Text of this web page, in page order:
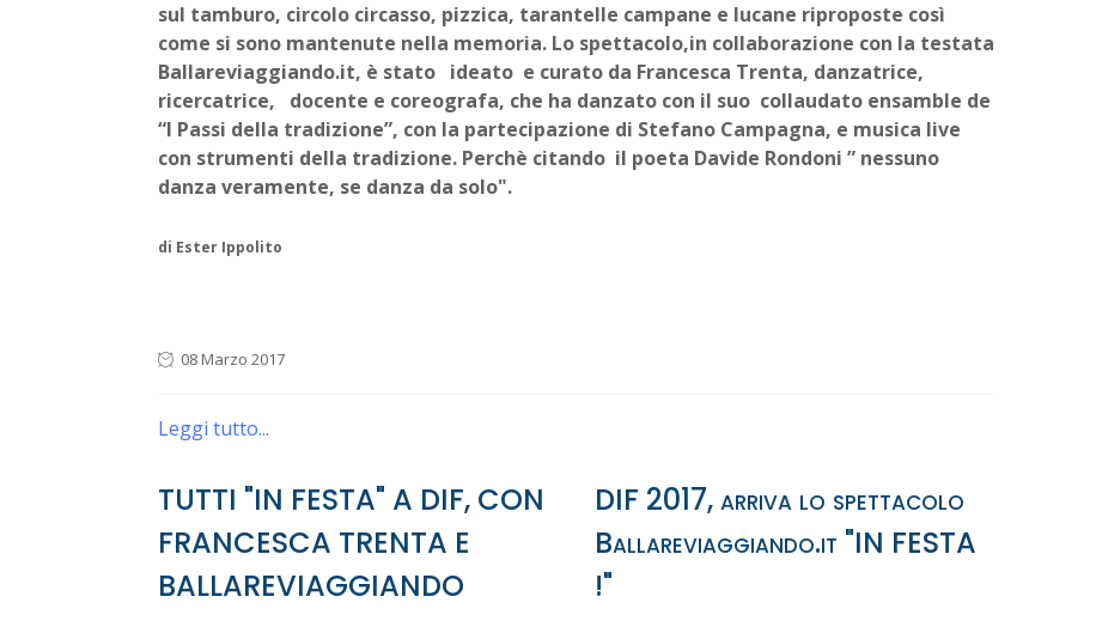
sul tamburo, circolo circasso, pizzica, tarantelle campane e lucane riproposte così
come si sono mantenute nella memoria. Lo spettacolo,in collaborazione con la testata
Ballareviaggiando.it, è stato ideato e curato da Francesca Trenta, danzatrice,
ricercatrice, docente e coreografa, che ha danzato con il suo collaudato ensamble de
“I Passi della tradizione”, con la partecipazione di Stefano Campagna, e musica live
con strumenti della tradizione. Perchè citando il poeta Davide Rondoni ” nessuno
danza veramente, se danza da solo".
di Ester Ippolito
08 Marzo 2017
Leggi tutto...
TUTTI "IN FESTA" A DIF, CON
FRANCESCA TRENTA E
BALLAREVIAGGIANDO
DIF 2017, arriva lo spettacolo
Ballareviaggiando.it "IN FESTA
!"